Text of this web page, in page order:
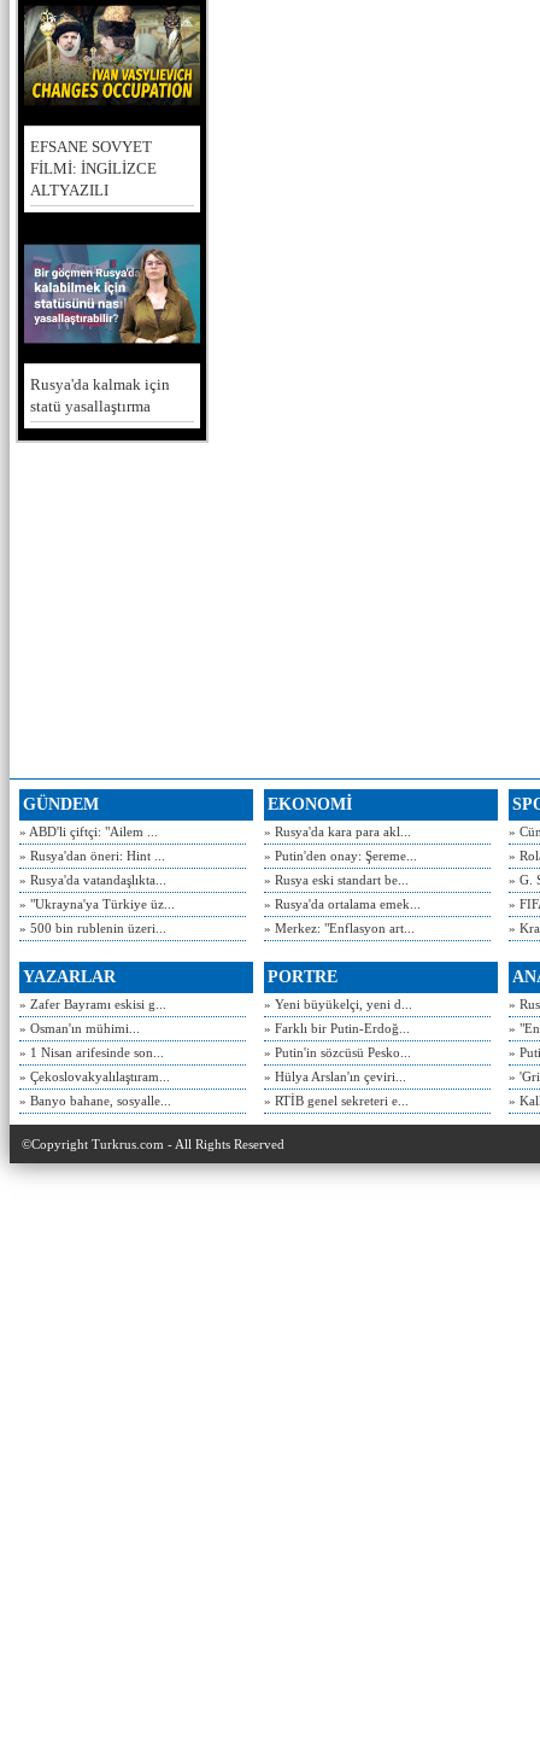
EFSANE SOVYET
FİLMİ: İNGİLİZCE
ALTYAZILI
Rusya'da kalmak için
statü yasallaştırma
GÜNDEM
» ABD'li çiftçi: "Ailem ...
» Rusya'dan öneri: Hint ...
» Rusya'da vatandaşlıkta...
» "Ukrayna'ya Türkiye üz...
» 500 bin rublenin üzeri...
EKONOMİ
» Rusya'da kara para akl...
» Putin'den onay: Şereme...
» Rusya eski standart be...
» Rusya'da ortalama emek...
» Merkez: "Enflasyon art...
»
»
» G.
»
»
YAZARLAR
» Zafer Bayramı eskisi g...
» Osman'ın mühimi...
» 1 Nisan arifesinde son...
» Çekoslovakyalılaştıram...
» Banyo bahane, sosyalle...
PORTRE
» Yeni büyükelçi, yeni d...
» Farklı bir Putin-Erdoğ...
» Putin'in sözcüsü Pesko...
» Hülya Arslan'ın çeviri...
» RTİB genel sekreteri e...
»
»
»
»
»
©Copyright Turkrus.com - All Rights Reserved